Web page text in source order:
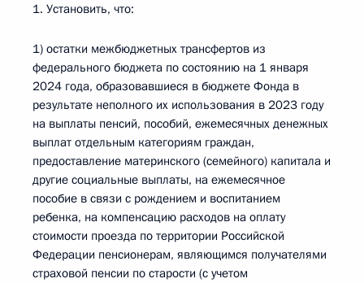
1. Установить, что:
1) остатки межбюджетных трансфертов из
федерального бюджета по состоянию на 1 января
2024 года, образовавшиеся в бюджете Фонда в
результате неполного их использования в 2023 году
на выплаты пенсий, пособий, ежемесячных денежных
выплат отдельным категориям граждан,
предоставление материнского (семейного) капитала и
другие социальные выплаты, на ежемесячное
пособие в связи с рождением и воспитанием
ребенка, на компенсацию расходов на оплату
стоимости проезда по территории Российской
Федерации пенсионерам, являющимся получателями
страховой пенсии по старости (с учетом